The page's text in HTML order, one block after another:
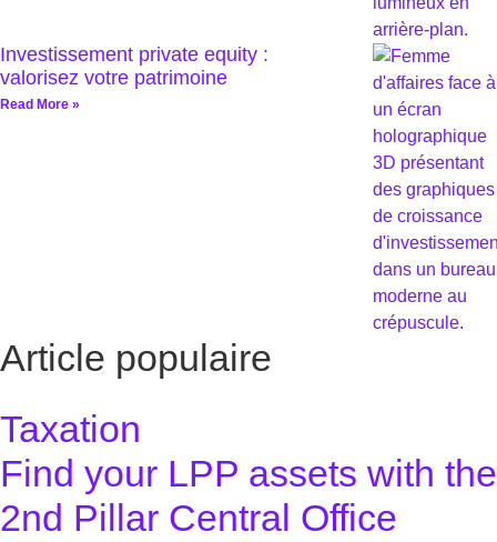
Investissement private equity :
valorisez votre patrimoine
Read More »
Article populaire
Taxation
Find your LPP assets with the
2nd Pillar Central Office